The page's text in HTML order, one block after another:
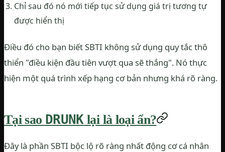
Chỉ sau đó nó mới tiếp tục sử dụng giá trị tương tự
được hiển thị
Điều đó cho bạn biết SBTI không sử dụng quy tắc thô
thiển "điều kiện đầu tiên vượt qua sẽ thắng". Nó thực
hiện một quá trình xếp hạng cơ bản nhưng khá rõ ràng.
Tại sao DRUNK lại là loại ẩn?
Đây là phần SBTI bộc lộ rõ ​​ràng nhất động cơ cá nhân